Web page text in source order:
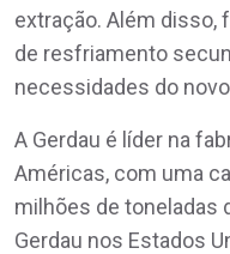
extração. Além disso,
de resfriamento
necessidades do
A Gerdau é líder na
Américas, com uma
milhões de toneladas
Gerdau nos Estados